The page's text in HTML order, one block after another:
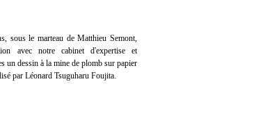
sous le marteau de Matthieu Semont,
avec notre cabinet d'expertise et
un dessin à la mine de plomb sur papier
par Léonard Tsuguharu Foujita.